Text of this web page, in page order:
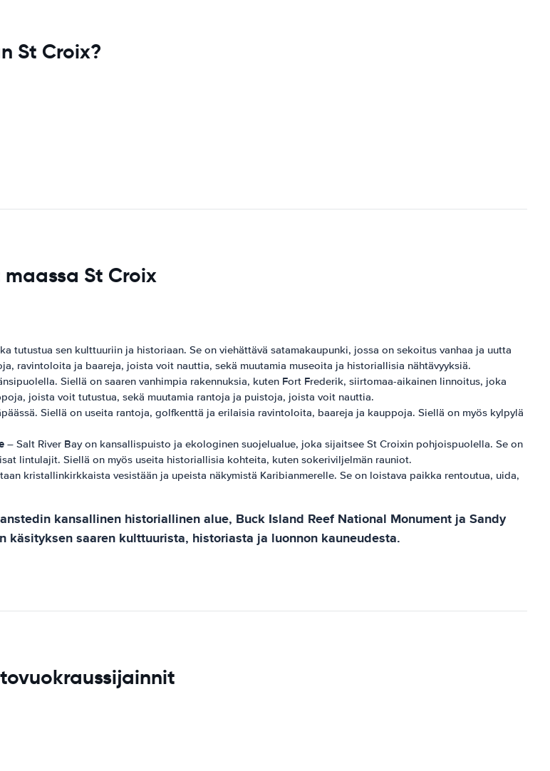
St Croix?
St Croix
tutustua sen kulttuuriin ja historiaan. Se on viehättävä satamakaupunki, jossa on sekoitus vanhaa ja uutta
ravintoloita ja baareja, joista voit nauttia, sekä muutamia museoita ja historiallisia nähtävyyksiä.
Siellä on saaren vanhimpia rakennuksia, kuten Fort Frederik, siirtomaa-aikainen linnoitus, joka
joista voit tutustua, sekä muutamia rantoja ja puistoja, joista voit nauttia.
Siellä on useita rantoja, golfkenttä ja erilaisia ​​ravintoloita, baareja ja kauppoja. Siellä on myös kylpylä
– Salt River Bay on kansallispuisto ja ekologinen suojelualue, joka sijaitsee St Croixin pohjoispuolella. Se on
lintulajit. Siellä on myös useita historiallisia kohteita, kuten sokeriviljelmän rauniot.
kristallinkirkkaista vesistään ja upeista näkymistä Karibianmerelle. Se on loistava paikka rentoutua, uida,
kansallinen historiallinen alue, Buck Island Reef National Monument ja Sandy
saaren kulttuurista, historiasta ja luonnon kauneudesta.